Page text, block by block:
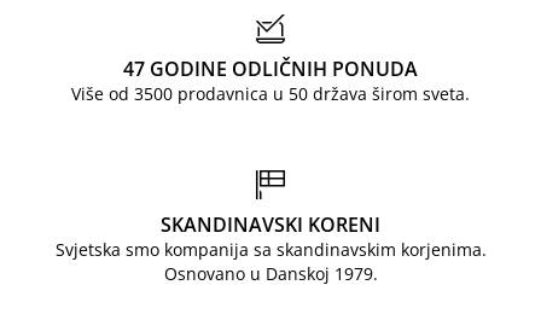
47 GODINE ODLIČNIH PONUDA
Više od 3500 prodavnica u 50 država širom sveta.
SKANDINAVSKI KORENI
Svjetska smo kompanija sa skandinavskim korjenima.
Osnovano u Danskoj 1979.